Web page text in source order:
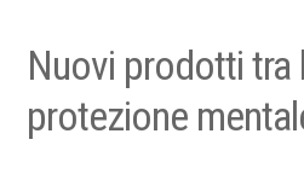
Nuovi prodotti tra
protezione